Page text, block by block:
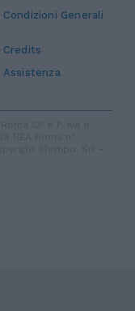
Condizioni Generali
Credits
Assistenza